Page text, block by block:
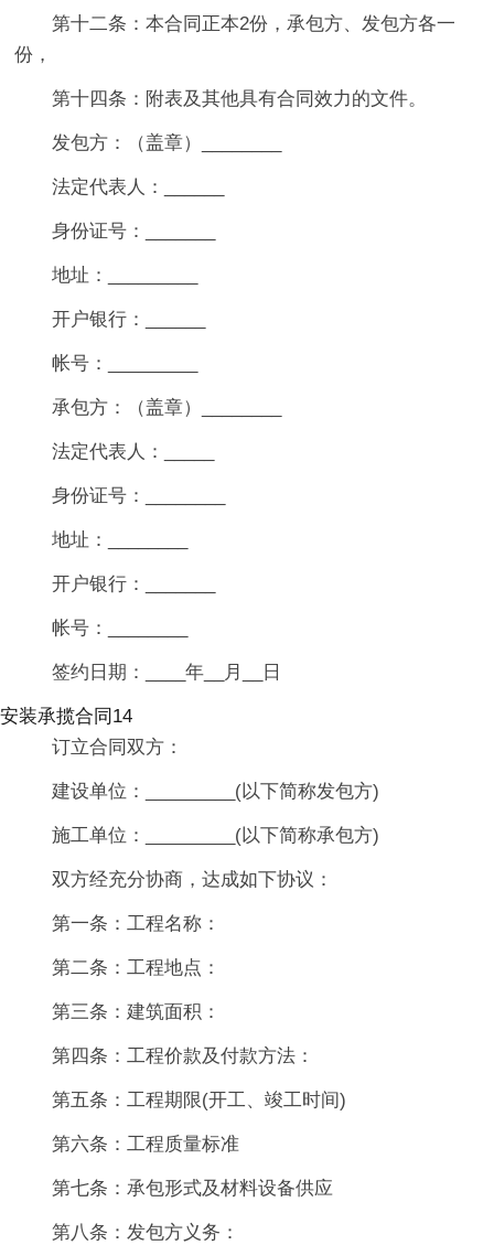
第十二条：本合同正本2份，承包方、发包方各一
份，
第十四条：附表及其他具有合同效力的文件。
发包方：（盖章）________
法定代表人：______
身份证号：_______
地址：_________
开户银行：______
帐号：_________
承包方：（盖章）________
法定代表人：_____
身份证号：________
地址：________
开户银行：_______
帐号：________
签约日期：____年__月__日
安装承揽合同14
订立合同双方：
建设单位：_________(以下简称发包方)
施工单位：_________(以下简称承包方)
双方经充分协商，达成如下协议：
第一条：工程名称：
第二条：工程地点：
第三条：建筑面积：
第四条：工程价款及付款方法：
第五条：工程期限(开工、竣工时间)
第六条：工程质量标准
第七条：承包形式及材料设备供应
第八条：发包方义务：